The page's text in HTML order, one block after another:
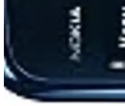
Deji Woyax by Deji: Nokia
1020 mAh kapasiteye sahip Deji
ısının etkili yönetimi ve çift metal
WhatsApp Uyumlu Tuşlu
WhatsApp uyumlu tuşlu telefonlar,
Nokia 5800: 2008'in